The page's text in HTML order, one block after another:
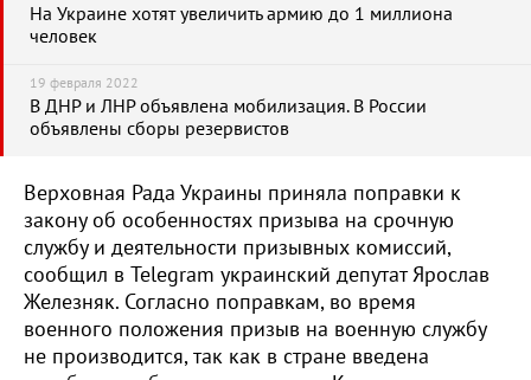
На Украине хотят увеличить армию до 1 миллиона
человек
19 февраля 2022
В ДНР и ЛНР объявлена мобилизация. В России
объявлены сборы резервистов
Верховная Рада Украины приняла поправки к
закону об особенностях призыва на срочную
службу и деятельности призывных комиссий,
сообщил в Telegram украинский депутат Ярослав
Железняк. Согласно поправкам, во время
военного положения призыв на военную службу
не производится, так как в стране введена